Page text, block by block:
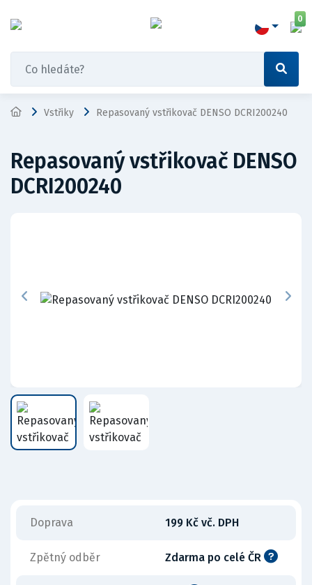
0
Vstřiky Repasovaný vstřikovač DENSO DCRI200240
Repasovaný vstřikovač DENSO
DCRI200240
Doprava 199 Kč vč. DPH
Zpětný odběr Zdarma po celé ČR